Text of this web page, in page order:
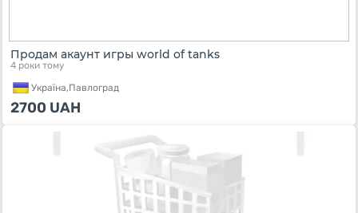
Продам акаунт игры world of tanks
4 роки тому
Україна,Павлоград
2700 UAH